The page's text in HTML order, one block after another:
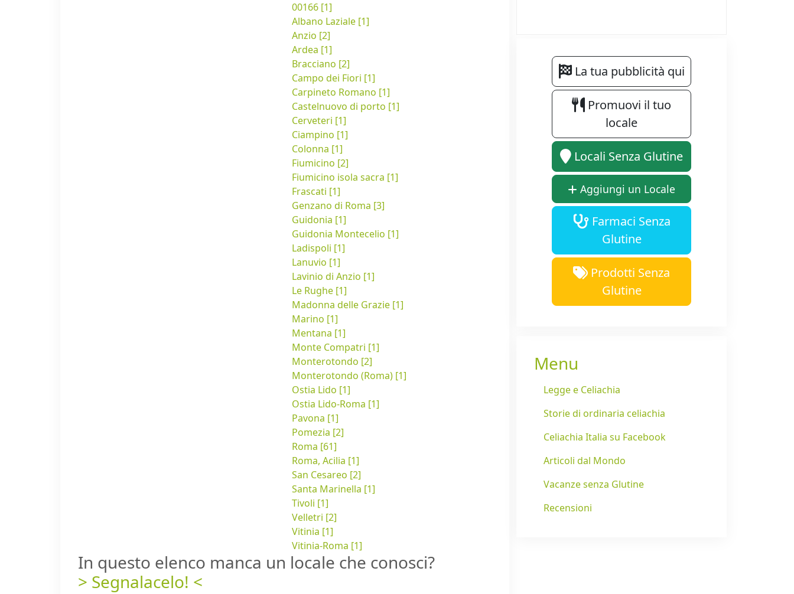
00166 [1]
Albano Laziale [1]
Anzio [2]
Ardea [1]
Bracciano [2]
Campo dei Fiori [1]
Carpineto Romano [1]
Castelnuovo di porto [1]
Cerveteri [1]
Ciampino [1]
Colonna [1]
Fiumicino [2]
Fiumicino isola sacra [1]
Frascati [1]
Genzano di Roma [3]
Guidonia [1]
Guidonia Montecelio [1]
Ladispoli [1]
Lanuvio [1]
Lavinio di Anzio [1]
Le Rughe [1]
Madonna delle Grazie [1]
Marino [1]
Mentana [1]
Monte Compatri [1]
Monterotondo [2]
Monterotondo (Roma) [1]
Ostia Lido [1]
Ostia Lido-Roma [1]
Pavona [1]
Pomezia [2]
Roma [61]
Roma, Acilia [1]
San Cesareo [2]
Santa Marinella [1]
Tivoli [1]
Velletri [2]
Vitinia [1]
Vitinia-Roma [1]
In questo elenco manca un locale che conosci?
> Segnalacelo! <
La tua pubblicità qui
Promuovi il tuo
locale
Locali Senza Glutine
Aggiungi un Locale
Farmaci Senza
Glutine
Prodotti Senza
Glutine
Menu
Legge e Celiachia
Storie di ordinaria celiachia
Celiachia Italia su Facebook
Articoli dal Mondo
Vacanze senza Glutine
Recensioni